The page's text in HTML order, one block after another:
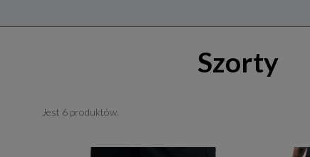
Szorty
Jest 6 produktów.